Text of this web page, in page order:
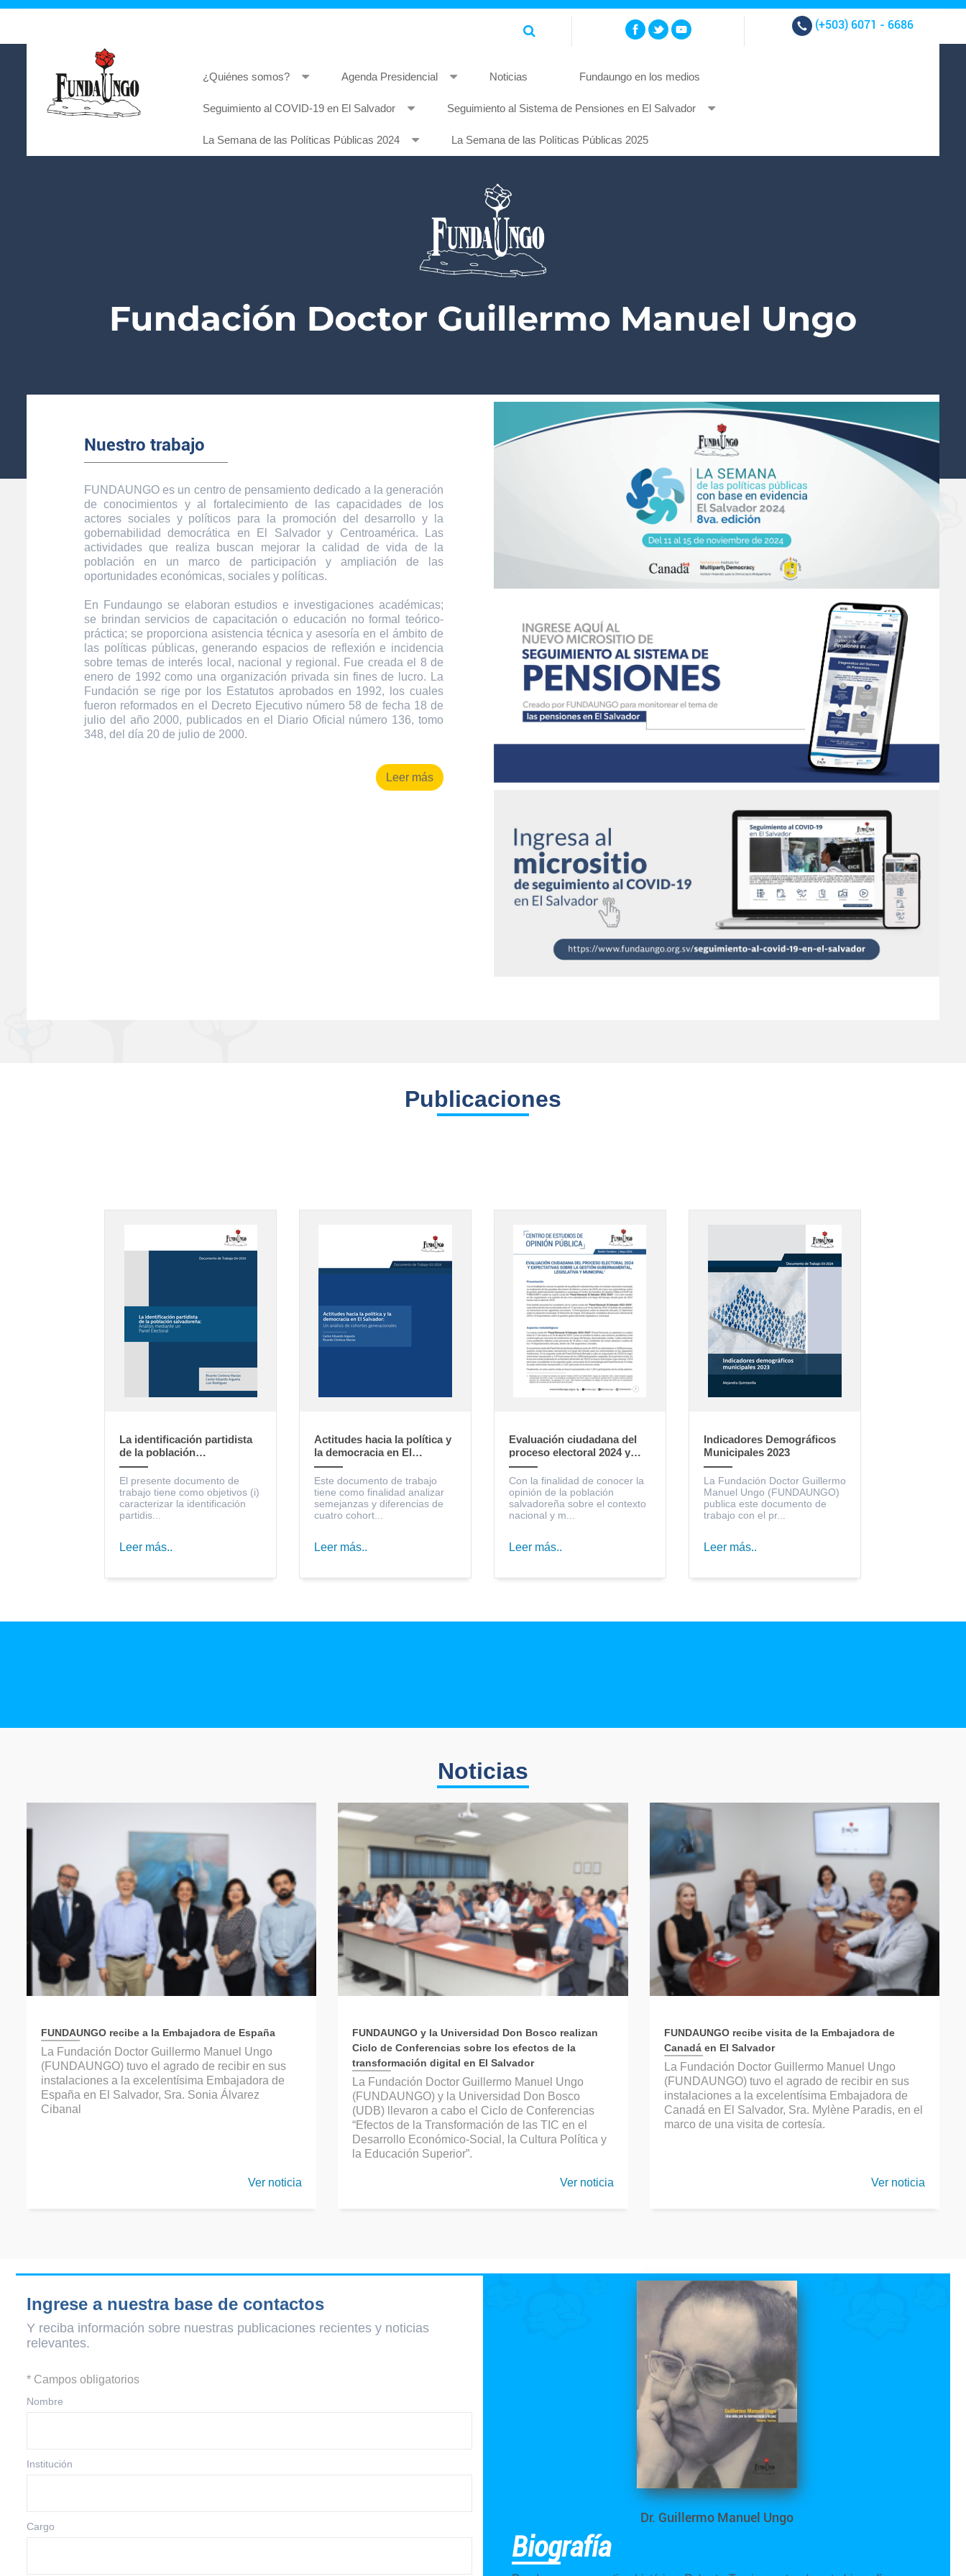
(+503) 6071 - 6686
¿Quiénes somos? Agenda Presidencial Noticias Fundaungo en los medios
Seguimiento al COVID-19 en El Salvador Seguimiento al Sistema de Pensiones en El Salvador
La Semana de las Políticas Públicas 2024 La Semana de las Políticas Públicas 2025
Nuestro trabajo
FUNDAUNGO es un centro de pensamiento dedicado a la generación
de conocimientos y al fortalecimiento de las capacidades de los
actores sociales y políticos para la promoción del desarrollo y la
gobernabilidad democrática en El Salvador y Centroamérica. Las
actividades que realiza buscan mejorar la calidad de vida de la
población en un marco de participación y ampliación de las
oportunidades económicas, sociales y políticas.
En Fundaungo se elaboran estudios e investigaciones académicas;
se brindan servicios de capacitación o educación no formal teórico-
práctica; se proporciona asistencia técnica y asesoría en el ámbito de
las políticas públicas, generando espacios de reflexión e incidencia
sobre temas de interés local, nacional y regional. Fue creada el 8 de
enero de 1992 como una organización privada sin fines de lucro. La
Fundación se rige por los Estatutos aprobados en 1992, los cuales
fueron reformados en el Decreto Ejecutivo número 58 de fecha 18 de
julio del año 2000, publicados en el Diario Oficial número 136, tomo
348, del día 20 de julio de 2000.
Leer más
Publicaciones
La identificación partidista
de la población
salvadoreña: Análisis
mediante un Panel Electoral
El presente documento de
trabajo tiene como objetivos (i)
caracterizar la identificación
partidis...
Leer más..
Actitudes hacia la política y
la democracia en El
Salvador: un análisis de
cohortes generacionales
Este documento de trabajo
tiene como finalidad analizar
semejanzas y diferencias de
cuatro cohort...
Leer más..
Evaluación ciudadana del
proceso electoral 2024 y
expectativas sobre la
gestión gubernamental,
legislativa y municipal
Con la finalidad de conocer la
opinión de la población
salvadoreña sobre el contexto
nacional y m...
Leer más..
Indicadores Demográficos
Municipales 2023
La Fundación Doctor Guillermo
Manuel Ungo (FUNDAUNGO)
publica este documento de
trabajo con el pr...
Leer más..
Noticias
FUNDAUNGO recibe a la Embajadora de España
La Fundación Doctor Guillermo Manuel Ungo
(FUNDAUNGO) tuvo el agrado de recibir en sus
instalaciones a la excelentísima Embajadora de
España en El Salvador, Sra. Sonia Álvarez
Cibanal
Ver noticia
FUNDAUNGO y la Universidad Don Bosco realizan
Ciclo de Conferencias sobre los efectos de la
transformación digital en El Salvador
La Fundación Doctor Guillermo Manuel Ungo
(FUNDAUNGO) y la Universidad Don Bosco
(UDB) llevaron a cabo el Ciclo de Conferencias
“Efectos de la Transformación de las TIC en el
Desarrollo Económico-Social, la Cultura Política y
la Educación Superior”.
Ver noticia
FUNDAUNGO recibe visita de la Embajadora de
Canadá en El Salvador
La Fundación Doctor Guillermo Manuel Ungo
(FUNDAUNGO) tuvo el agrado de recibir en sus
instalaciones a la excelentísima Embajadora de
Canadá en El Salvador, Sra. Mylène Paradis, en el
marco de una visita de cortesía.
Ver noticia
Ingrese a nuestra base de contactos
Y reciba información sobre nuestras publicaciones recientes y noticias
relevantes.
* Campos obligatorios
Nombre
Institución
Cargo
Dr. Guillermo Manuel Ungo
Biografía